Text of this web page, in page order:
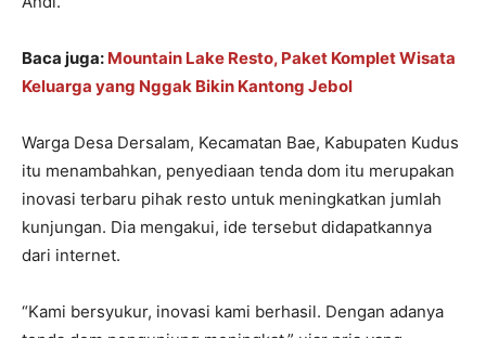
Baca juga: Mountain Lake Resto, Paket Komplet Wisata
Keluarga yang Nggak Bikin Kantong Jebol
Warga Desa Dersalam, Kecamatan Bae, Kabupaten Kudus
itu menambahkan, penyediaan tenda dom itu merupakan
inovasi terbaru pihak resto untuk meningkatkan jumlah
kunjungan. Dia mengakui, ide tersebut didapatkannya
dari internet.
“Kami bersyukur, inovasi kami berhasil. Dengan adanya